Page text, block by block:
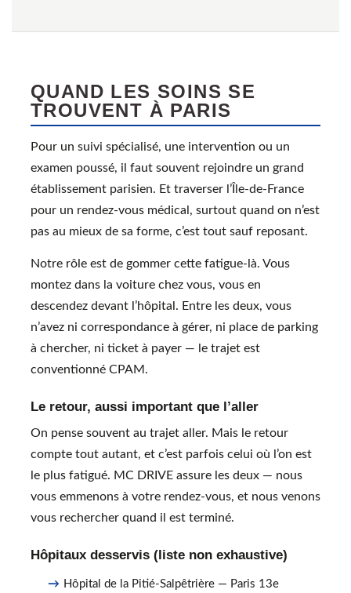
QUAND LES SOINS SE
TROUVENT À PARIS
Pour un suivi spécialisé, une intervention ou un
examen poussé, il faut souvent rejoindre un grand
établissement parisien. Et traverser l’Île-de-France
pour un rendez-vous médical, surtout quand on n’est
pas au mieux de sa forme, c’est tout sauf reposant.
Notre rôle est de gommer cette fatigue-là. Vous
montez dans la voiture chez vous, vous en
descendez devant l’hôpital. Entre les deux, vous
n’avez ni correspondance à gérer, ni place de parking
à chercher, ni ticket à payer — le trajet est
conventionné CPAM.
Le retour, aussi important que l’aller
On pense souvent au trajet aller. Mais le retour
compte tout autant, et c’est parfois celui où l’on est
le plus fatigué. MC DRIVE assure les deux — nous
vous emmenons à votre rendez-vous, et nous venons
vous rechercher quand il est terminé.
Hôpitaux desservis (liste non exhaustive)
Hôpital de la Pitié-Salpêtrière — Paris 13e